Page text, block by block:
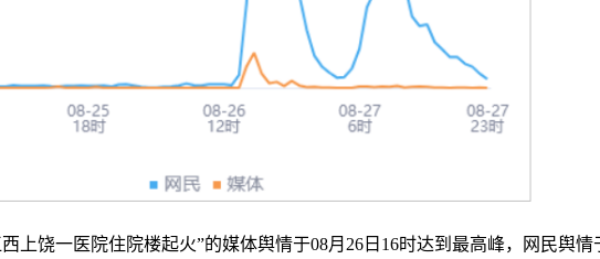
上饶一医院住院楼起火”的媒体舆情于08月26日16时达到最高峰，网民舆情